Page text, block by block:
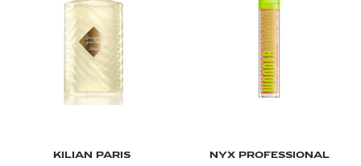
KILIAN PARIS
NYX PROFESSIONAL